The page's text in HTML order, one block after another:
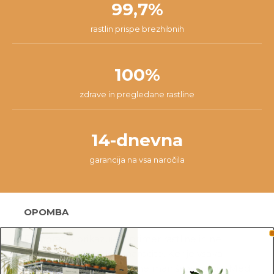
99,7%
rastlin prispe brezhibnih
100%
zdrave in pregledane rastline
14-dnevna
garancija na vsa naročila
OPOMBA
Fotografije prikazujejo primer rastline in ne
dejanske rastline, ki jo naročite. Ker je vsaka
rastlina unikatna, so možne manjše variacije. Med